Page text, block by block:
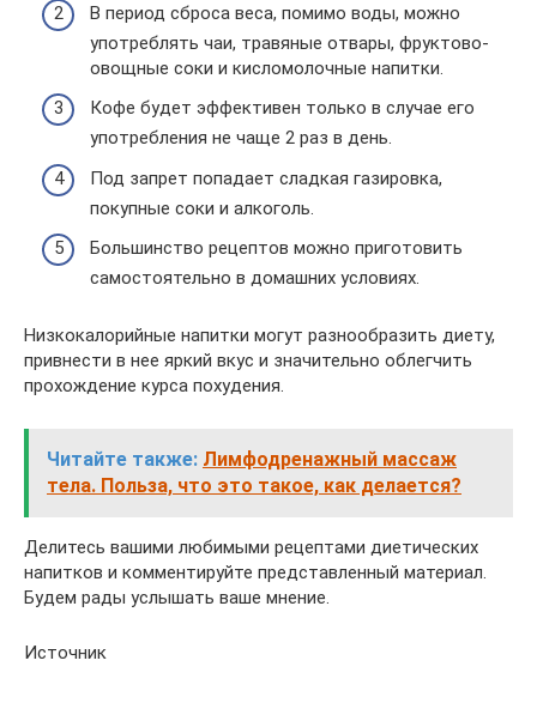
В период сброса веса, помимо воды, можно
употреблять чаи, травяные отвары, фруктово-
овощные соки и кисломолочные напитки.
Кофе будет эффективен только в случае его
употребления не чаще 2 раз в день.
Под запрет попадает сладкая газировка,
покупные соки и алкоголь.
Большинство рецептов можно приготовить
самостоятельно в домашних условиях.
Низкокалорийные напитки могут разнообразить диету,
привнести в нее яркий вкус и значительно облегчить
прохождение курса похудения.
Читайте также: Лимфодренажный массаж
тела. Польза, что это такое, как делается?
Делитесь вашими любимыми рецептами диетических
напитков и комментируйте представленный материал.
Будем рады услышать ваше мнение.
Источник